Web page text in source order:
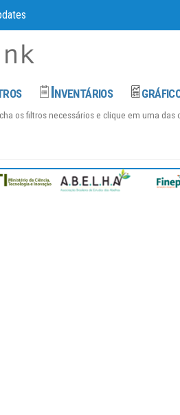
os filtros necessários e clique em uma